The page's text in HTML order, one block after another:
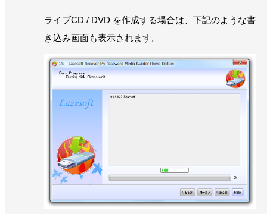
ライブCD / DVD を作成する場合は、下記のような書
き込み画面も表示されます。